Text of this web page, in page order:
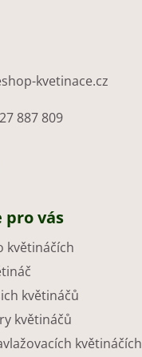
kvetinace.cz
887 809
pro vás
květináčích
květináčů
květináčů
květináčích